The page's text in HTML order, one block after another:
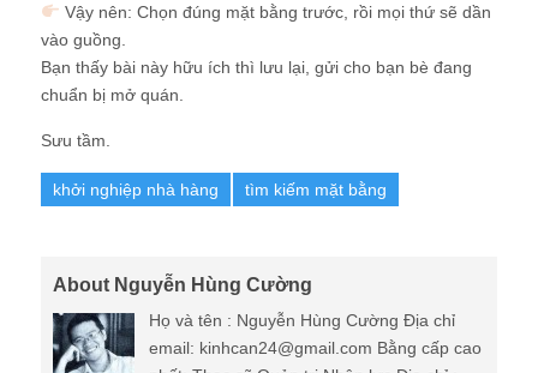
Vậy nên: Chọn đúng mặt bằng trước, rồi mọi thứ sẽ dần
vào guồng.
Bạn thấy bài này hữu ích thì lưu lại, gửi cho bạn bè đang
chuẩn bị mở quán.
Sưu tầm.
khởi nghiệp nhà hàng tìm kiếm mặt bằng
About Nguyễn Hùng Cường
Họ và tên : Nguyễn Hùng Cường Địa chỉ
email: kinhcan24@gmail.com Bằng cấp cao